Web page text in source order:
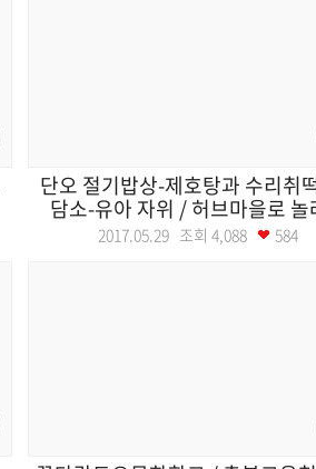
단오 절기밥상-제호탕과 수리취
담소-유아 자위 / 허브마을로 놀
2017.05.29 조회 4,088 584